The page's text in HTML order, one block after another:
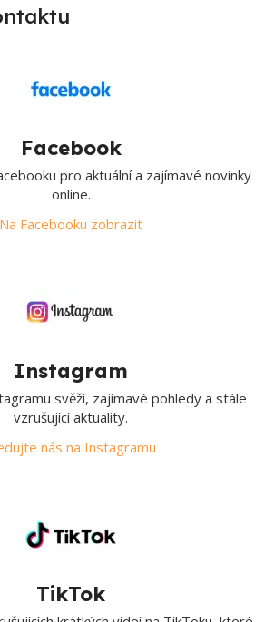
Facebook
pro aktuální a zajímavé novinky
online.
Na Facebooku zobrazit
Instagram
svěží, zajímavé pohledy a stále
vzrušující aktuality.
nás na Instagramu
TikTok